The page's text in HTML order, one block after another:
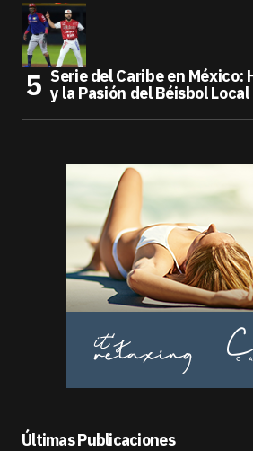
Serie del Caribe en
y la Pasión del Béisbol Local
Últimas Publicaciones